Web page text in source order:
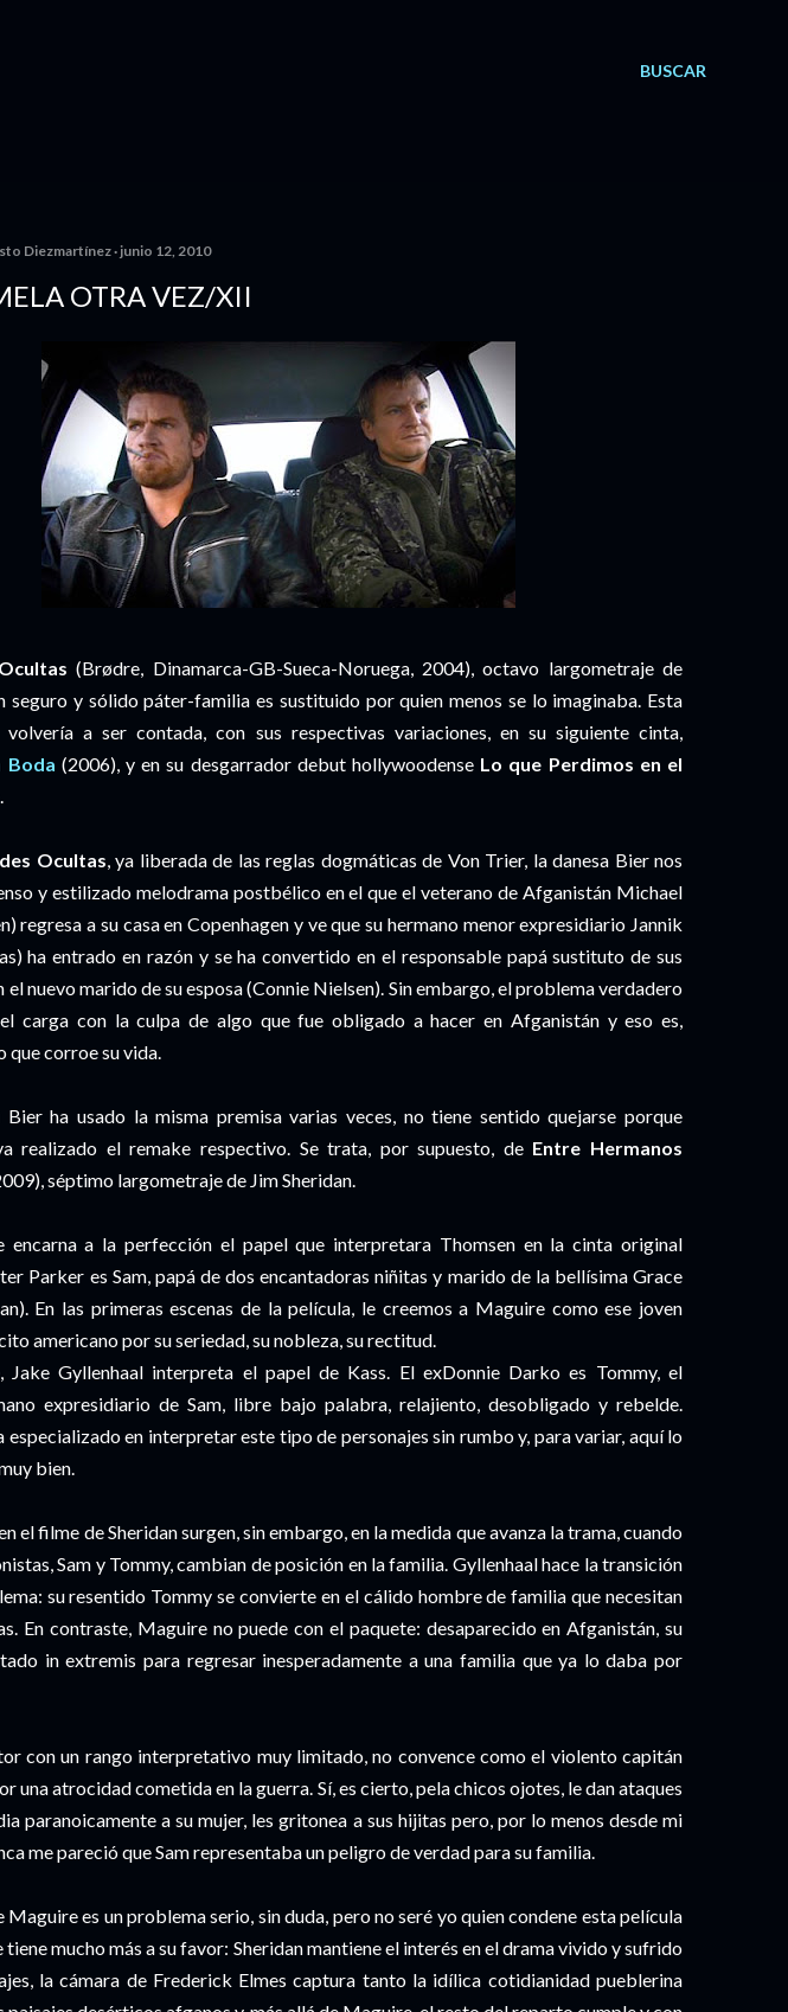
BUSCAR
Diezmartínez junio 12, 2010
OTRA VEZ/XII
(Brødre, Dinamarca-GB-Sueca-Noruega, 2004), octavo largometraje de
seguro y sólido páter-familia es sustituido por quien menos se lo imaginaba. Esta
a ser contada, con sus respectivas variaciones, en su siguiente cinta,
Boda (2006), y en su desgarrador debut hollywoodense Lo que Perdimos en el
Ocultas, ya liberada de las reglas dogmáticas de Von Trier, la danesa Bier nos
y estilizado melodrama postbélico en el que el veterano de Afganistán Michael
regresa a su casa en Copenhagen y ve que su hermano menor expresidiario Jannik
ha entrado en razón y se ha convertido en el responsable papá sustituto de sus
el nuevo marido de su esposa (Connie Nielsen). Sin embargo, el problema verdadero
carga con la culpa de algo que fue obligado a hacer en Afganistán y eso es,
que corroe su vida.
Bier ha usado la misma premisa varias veces, no tiene sentido quejarse porque
realizado el remake respectivo. Se trata, por supuesto, de Entre Hermanos
séptimo largometraje de Jim Sheridan.
encarna a la perfección el papel que interpretara Thomsen en la cinta original
Parker es Sam, papá de dos encantadoras niñitas y marido de la bellísima Grace
En las primeras escenas de la película, le creemos a Maguire como ese joven
americano por su seriedad, su nobleza, su rectitud.
Gyllenhaal interpreta el papel de Kass. El exDonnie Darko es Tommy, el
expresidiario de Sam, libre bajo palabra, relajiento, desobligado y rebelde.
especializado en interpretar este tipo de personajes sin rumbo y, para variar, aquí lo
bien.
el filme de Sheridan surgen, sin embargo, en la medida que avanza la trama, cuando
Sam y Tommy, cambian de posición en la familia. Gyllenhaal hace la transición
su resentido Tommy se convierte en el cálido hombre de familia que necesitan
En contraste, Maguire no puede con el paquete: desaparecido en Afganistán, su
in extremis para regresar inesperadamente a una familia que ya lo daba por
con un rango interpretativo muy limitado, no convence como el violento capitán
una atrocidad cometida en la guerra. Sí, es cierto, pela chicos ojotes, le dan ataques
paranoicamente a su mujer, les gritonea a sus hijitas pero, por lo menos desde mi
me pareció que Sam representaba un peligro de verdad para su familia.
Maguire es un problema serio, sin duda, pero no seré yo quien condene esta película
mucho más a su favor: Sheridan mantiene el interés en el drama vivido y sufrido
la cámara de Frederick Elmes captura tanto la idílica cotidianidad pueblerina